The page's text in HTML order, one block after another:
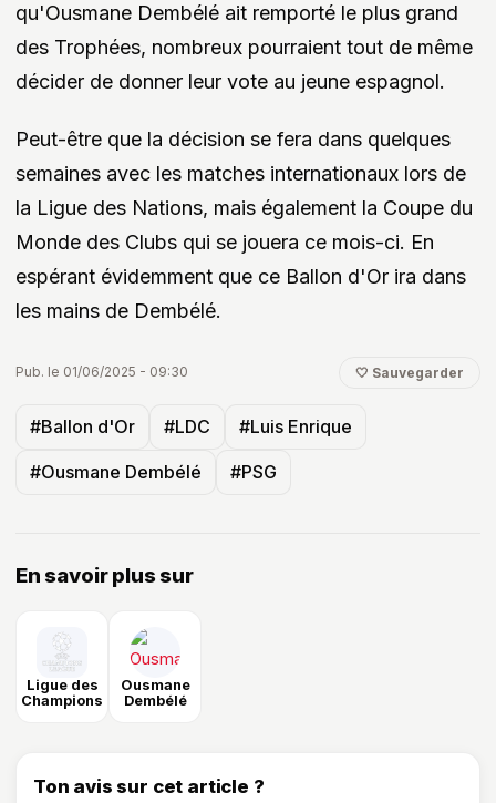
qu'Ousmane Dembélé ait remporté le plus grand
des Trophées, nombreux pourraient tout de même
décider de donner leur vote au jeune espagnol.
Peut-être que la décision se fera dans quelques
semaines avec les matches internationaux lors de
la Ligue des Nations, mais également la Coupe du
Monde des Clubs qui se jouera ce mois-ci. En
espérant évidemment que ce Ballon d'Or ira dans
les mains de Dembélé.
Pub. le 01/06/2025 - 09:30 🤍 Sauvegarder
#Ballon d'Or #LDC #Luis Enrique
#Ousmane Dembélé #PSG
En savoir plus sur
Ligue des
Champions
Ousmane
Dembélé
Ton avis sur cet article ?